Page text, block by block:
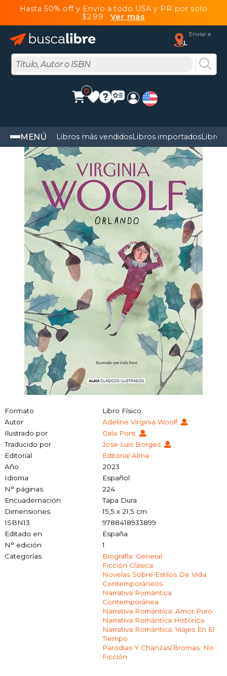
Hasta 50% off y Envío a todo USA y PR por solo
$2.99 Ver más
Enviar a
FL
0
MENÚ Libros más vendidosLibros importadosLibros
Formato
Libro Físico
Autor
Adeline Virginia Woolf
Ilustrado por
Gala Pont
Traducido por
Jose Luis Borges
Editorial
Editorial Alma
Año
2023
Idioma
Español
N° páginas
224
Encuadernación
Tapa Dura
Dimensiones
15,5 x 21,5 cm
ISBN13
9788418933899
Editado en
España
N° edición
1
Categorías
Biografía: General
Ficción Clásica
Novelas Sobre Estilos De Vida
Contemporáneos
Narrativa Romántica
Contemporánea
Narrativa Romántica: Amor Puro
Narrativa Romántica Histórica
Narrativa Romántica: Viajes En El
Tiempo
Parodias Y Chanzas/bromas: No
Ficción